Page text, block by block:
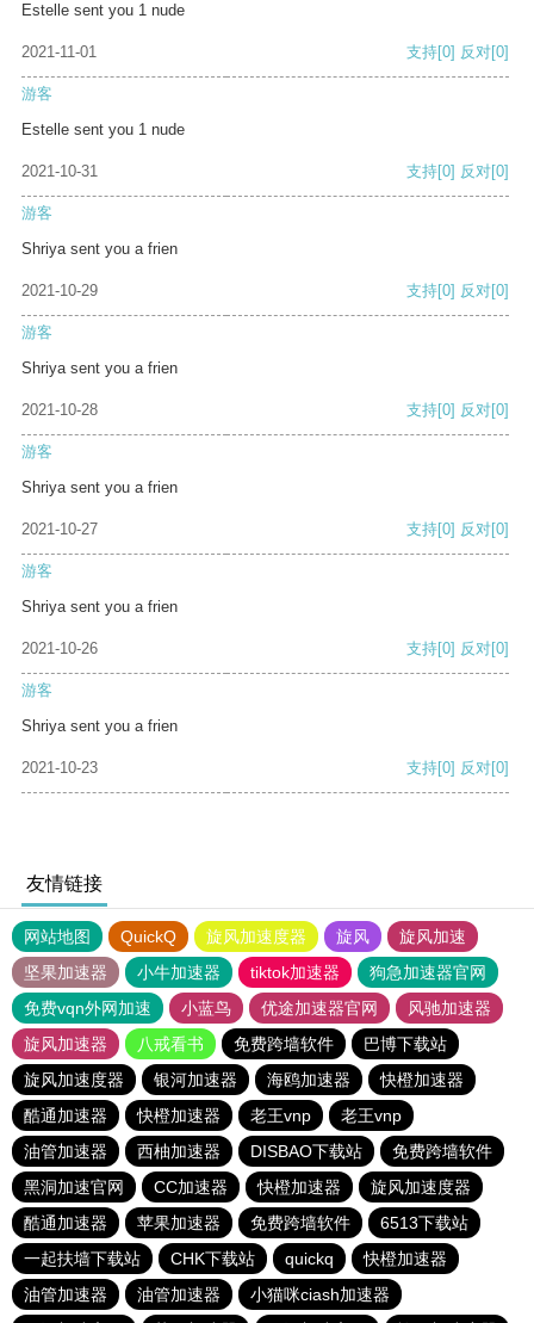
Estelle sent you 1 nude
2021-11-01 支持[0] 反对[0]
游客
Estelle sent you 1 nude
2021-10-31 支持[0] 反对[0]
游客
Shriya sent you a frien
2021-10-29 支持[0] 反对[0]
游客
Shriya sent you a frien
2021-10-28 支持[0] 反对[0]
游客
Shriya sent you a frien
2021-10-27 支持[0] 反对[0]
游客
Shriya sent you a frien
2021-10-26 支持[0] 反对[0]
游客
Shriya sent you a frien
2021-10-23 支持[0] 反对[0]
友情链接
网站地图 QuickQ 旋风加速度器 旋风
旋风加速
坚果加速器
小牛加速器 tiktok加速器
狗急加速器官网
免费vqn外网加速
小蓝鸟 优途加速器官网
风驰加速器
旋风加速器
八戒看书 免费跨墙软件
巴博下载站
旋风加速度器
银河加速器 海鸥加速器
快橙加速器
酷通加速器
快橙加速器 老王vnp
老王vnp
油管加速器
西柚加速器 DISBAO下载站
免费跨墙软件
黑洞加速官网
CC加速器 快橙加速器
旋风加速度器
酷通加速器
苹果加速器 免费跨墙软件
6513下载站
一起扶墙下载站
CHK下载站 quickq
快橙加速器
油管加速器
油管加速器
小猫咪ciash加速器